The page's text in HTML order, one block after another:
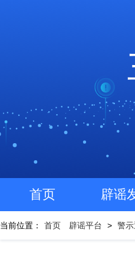
首页 辟谣
当前位置： 首页 辟谣平台 > 警